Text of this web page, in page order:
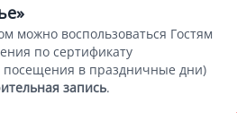
можно воспользоваться Гостям
по сертификату
посещения в праздничные дни)
запись.